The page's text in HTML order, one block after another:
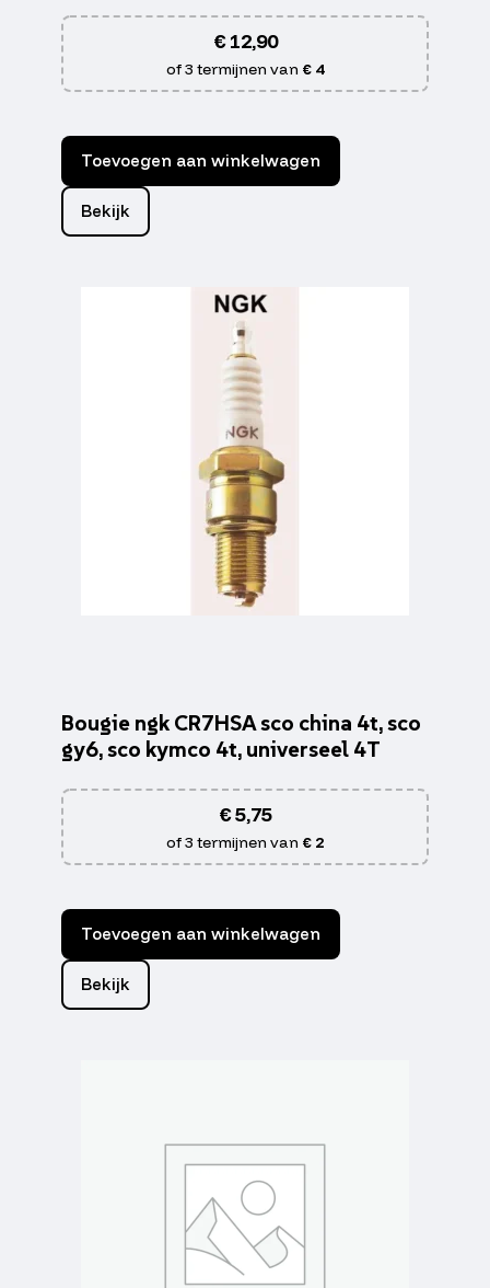
€12,90
of 3 termijnen van € 4
Toevoegen aan winkelwagen
Bekijk
Bougie ngk CR7HSA sco china 4t, sco
gy6, sco kymco 4t, universeel 4T
€5,75
of 3 termijnen van € 2
Toevoegen aan winkelwagen
Bekijk